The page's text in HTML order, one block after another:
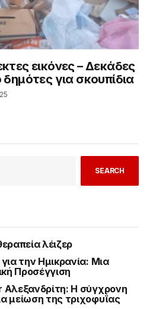
εικόνες – Δεκάδες
για σκουπίδια
SEARCH
λέιζερ
την Ημικρανία: Μια
Προσέγγιση
Αλεξανδρίτη: Η σύγχρονη
μείωση της τριχοφυΐας